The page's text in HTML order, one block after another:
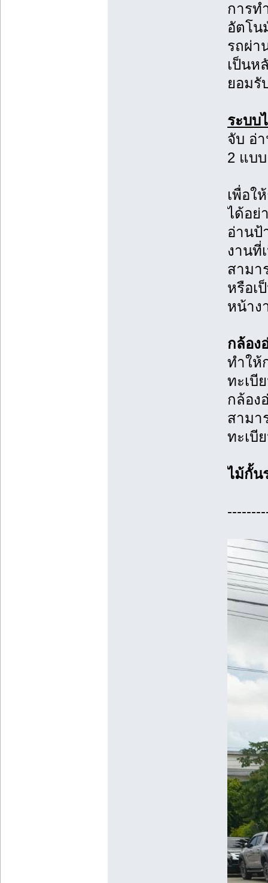
การท
อัตโน
รถผ่า
เป็นห
ยอมรั
ระบบ
จับ อ่
2 แบ
เพื่อใ
ได้อย่
อ่านป้
งานที่
สามา
หรือเ
หน้าง
กล้อง
ทำให้
ทะเบี
กล้อง
สามา
ทะเบี
ไม้กั้น